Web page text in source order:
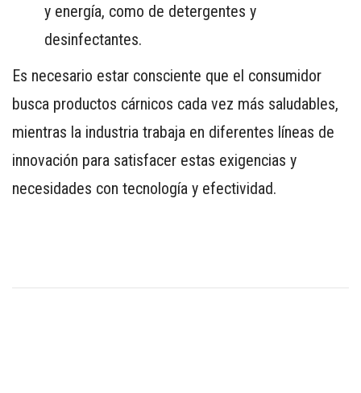
y energía, como de detergentes y
desinfectantes.
Es necesario estar consciente que el consumidor
busca productos cárnicos cada vez más saludables,
mientras la industria trabaja en diferentes líneas de
innovación para satisfacer estas exigencias y
necesidades con tecnología y efectividad.